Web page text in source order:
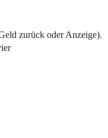
zurück oder Anzeige).